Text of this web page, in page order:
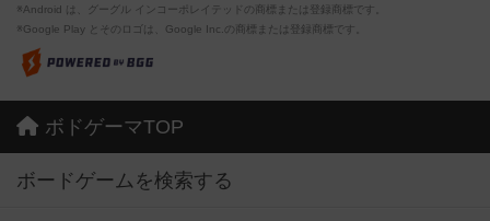
※Android は、グーグル インコーポレイテッドの商標または登録商標です。
※Google Play とそのロゴは、Google Inc.の商標または登録商標です。
ボドゲーマTOP
ボードゲームを検索する